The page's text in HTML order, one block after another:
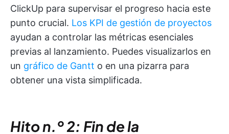
ClickUp para supervisar el progreso hacia este
punto crucial. Los KPI de gestión de proyectos
ayudan a controlar las métricas esenciales
previas al lanzamiento. Puedes visualizarlos en
un gráfico de Gantt o en una pizarra para
obtener una vista simplificada.
Hito n.º 2: Fin de la